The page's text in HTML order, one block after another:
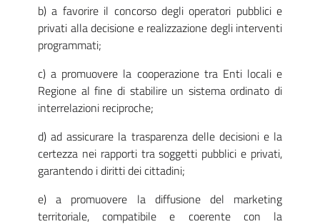
b) a favorire il concorso degli operatori pubblici e
privati alla decisione e realizzazione degli interventi
programmati;
c) a promuovere la cooperazione tra Enti locali e
Regione al fine di stabilire un sistema ordinato di
interrelazioni reciproche;
d) ad assicurare la trasparenza delle decisioni e la
certezza nei rapporti tra soggetti pubblici e privati,
garantendo i diritti dei cittadini;
e) a promuovere la diffusione del marketing
territoriale, compatibile e coerente con la